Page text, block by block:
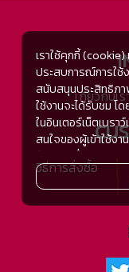
เกี่ยวกับเร
วิธีการสั่งซื้อ
เราใช้คุกกี้
ประสบการณ์การใช้
สนับสนุนประสิทธิภา
ใช้งานจะได้รับชม โ
ในอินเตอร์เน็ตเบรา
สนใจของผู้เข้าใช้ง
กับความชื่นชอบและ
ประสิทธิภาพในการ
สะดวกในการให้บริก
ใช้งานกลับมาเยี่ยม
การเก็บข้อมูลด้วยคุ
ทั้งนี้เพื่อทำการวิเค
บริการหรือได้รับม